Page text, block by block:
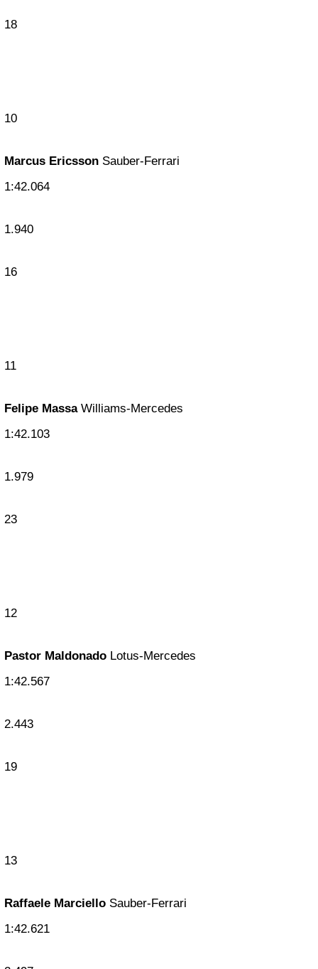
18
10
Marcus Ericsson Sauber-Ferrari
1:42.064
1.940
16
11
Felipe MassaWilliams-Mercedes
1:42.103
1.979
23
12
Pastor Maldonado Lotus-Mercedes
1:42.567
2.443
19
13
Raffaele Marciello Sauber-Ferrari
1:42.621